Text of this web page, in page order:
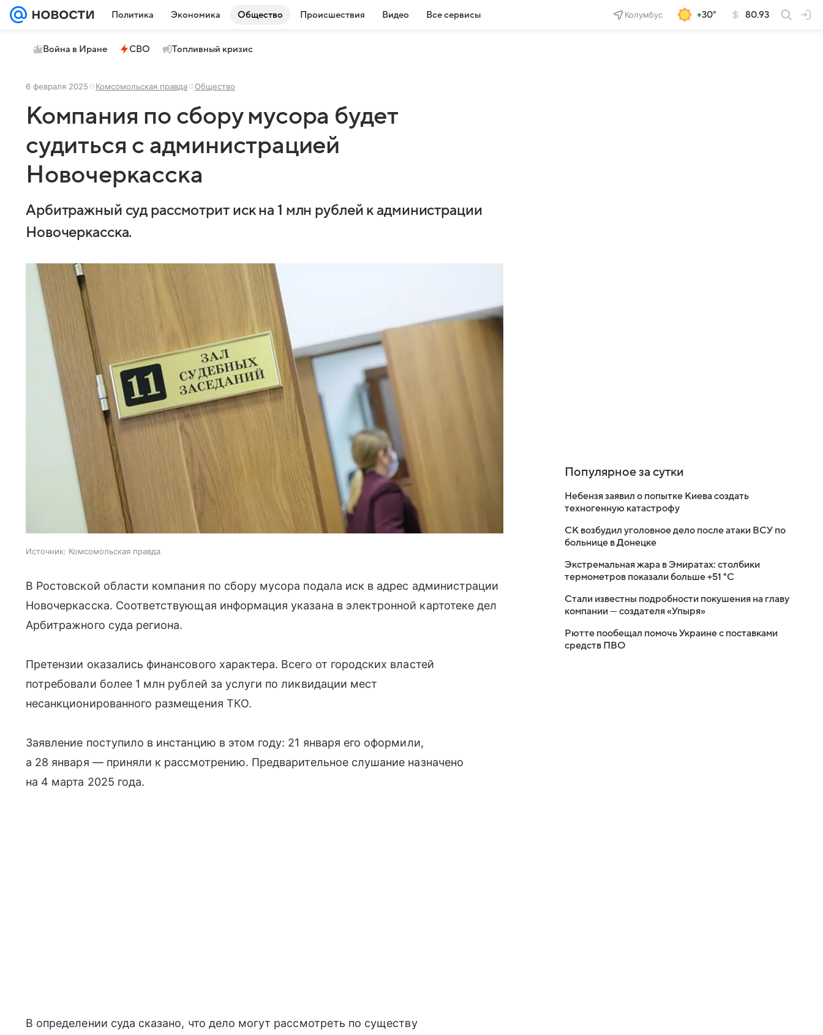
Политика Экономика Общество Происшествия Видео Все сервисы Колумбус +30° 80.93
Война в Иране СВО Топливный кризис
6 февраля 2025 Комсомольская правда Общество
Компания по сбору мусора будет
судиться с администрацией
Новочеркасска
Арбитражный суд рассмотрит иск на 1 млн рублей к администрации
Новочеркасска.
Источник: Комсомольская правда
В Ростовской области компания по сбору мусора подала иск в адрес администрации
Новочеркасска. Соответствующая информация указана в электронной картотеке дел
Арбитражного суда региона.
Претензии оказались финансового характера. Всего от городских властей
потребовали более 1 млн рублей за услуги по ликвидации мест
несанкционированного размещения ТКО.
Заявление поступило в инстанцию в этом году: 21 января его оформили,
а 28 января — приняли к рассмотрению. Предварительное слушание назначено
на 4 марта 2025 года.
В определении суда сказано, что дело могут рассмотреть по существу
Популярное за сутки
Небензя заявил о попытке Киева создать
техногенную катастрофу
СК возбудил уголовное дело после атаки ВСУ по
больнице в Донецке
Экстремальная жара в Эмиратах: столбики
термометров показали больше +51 °C
Стали известны подробности покушения на главу
компании — создателя «Упыря»
Рютте пообещал помочь Украине с поставками
средств ПВО